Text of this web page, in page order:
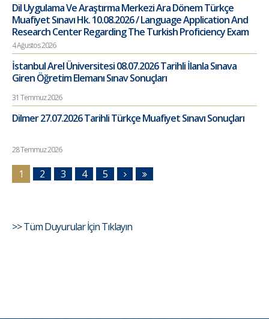
Dil Uygulama Ve Araştırma Merkezi Ara Dönem Türkçe
Muafiyet Sınavı Hk. 10.08.2026 / Language Application And
Research Center Regarding The Turkish Proficiency Exam
4 Ağustos 2026
İstanbul Arel Üniversitesi 08.07.2026 Tarihli İlanla Sınava
Giren Öğretim Elemanı Sınav Sonuçları
31 Temmuz 2026
Dilmer 27.07.2026 Tarihli Türkçe Muafiyet Sınavı Sonuçları
28 Temmuz 2026
1 2 3 4 5
>> Tüm Duyurular İçin Tıklayın